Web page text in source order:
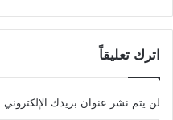
اترك تعليقاً
لن يتم نشر عنوان بريدك الإلكتروني.